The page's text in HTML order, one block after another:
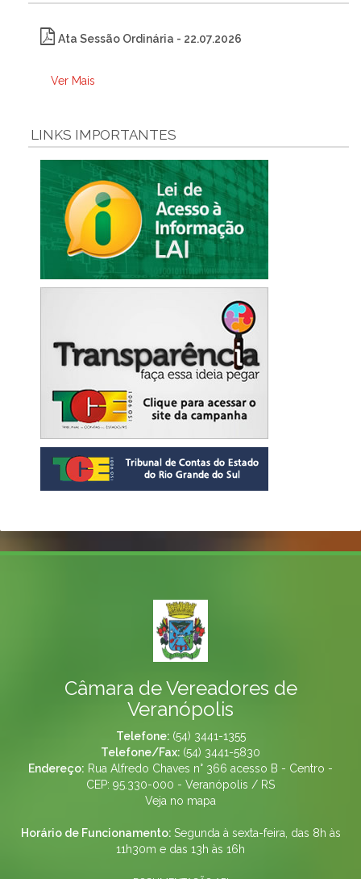
Ata Sessão Ordinária - 22.07.2026
Ver Mais
LINKS IMPORTANTES
Câmara de Vereadores de
Veranópolis
Telefone: (54) 3441-1355
Telefone/Fax: (54) 3441-5830
Endereço: Rua Alfredo Chaves n° 366 acesso B - Centro -
CEP: 95.330-000 - Veranópolis / RS
Veja no mapa
Horário de Funcionamento: Segunda à sexta-feira, das 8h às
11h30m e das 13h às 16h